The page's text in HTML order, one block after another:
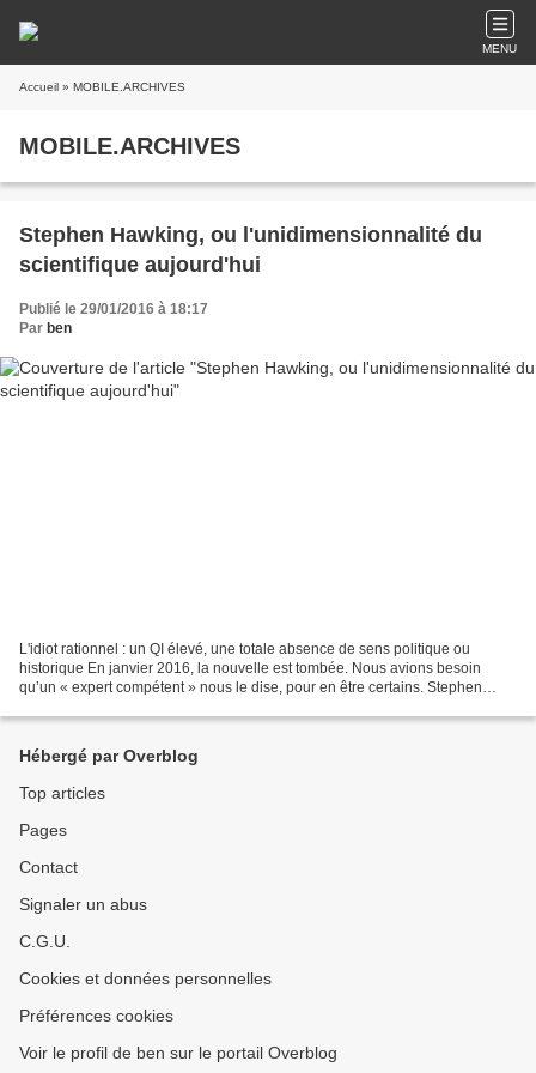
MENU
Accueil » MOBILE.ARCHIVES
MOBILE.ARCHIVES
Stephen Hawking, ou l'unidimensionnalité du
scientifique aujourd'hui
Publié le 29/01/2016 à 18:17
Par ben
L'idiot rationnel : un QI élevé, une totale absence de sens politique ou
historique En janvier 2016, la nouvelle est tombée. Nous avions besoin
qu’un « expert compétent » nous le dise, pour en être certains. Stephen
Hébergé par Overblog
Top articles
Pages
Contact
Signaler un abus
C.G.U.
Cookies et données personnelles
Préférences cookies
Voir le profil de ben sur le portail Overblog